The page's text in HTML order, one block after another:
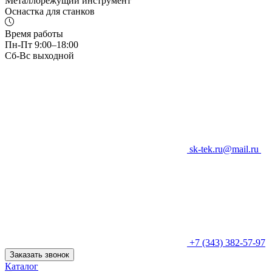
Оснастка для станков
Время работы
Пн-Пт 9:00–18:00
Сб-Вс выходной
sk-tek.ru@mail.ru
+7 (343) 382-57-97
Заказать звонок
Каталог